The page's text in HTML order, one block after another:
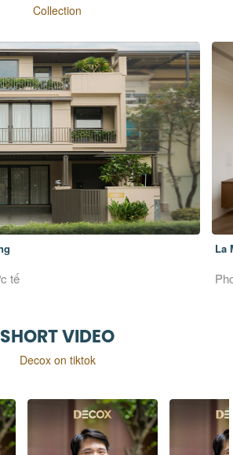
Collection
Phong cách thiết kế Đương đại
SHORT VIDEO
Decox on tiktok